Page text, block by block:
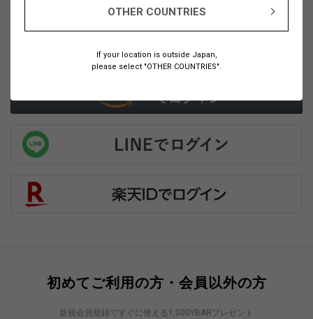
OTHER COUNTRIES
If your location is outside Japan,
please select "OTHER COUNTRIES".
こちら
または
初めてご利用の方・会員以外の方
新規会員登録ですぐに使える1,000YBARプレゼント